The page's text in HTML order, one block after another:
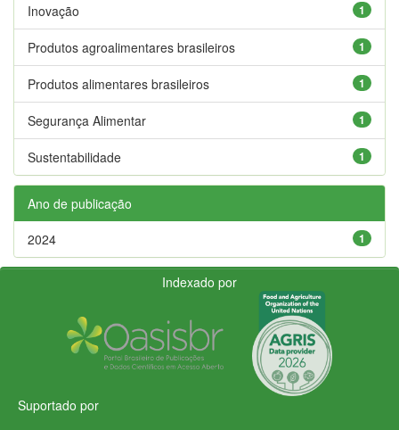
1
Inovação
1
Produtos agroalimentares brasileiros
1
Produtos alimentares brasileiros
1
Segurança Alimentar
1
Sustentabilidade
Ano de publicação
1
2024
Indexado por
Suportado por